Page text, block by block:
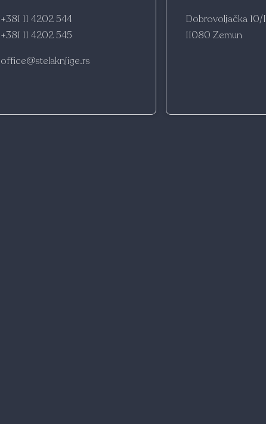
+381 11 4202 544
+381 11 4202 545
office@stelaknjige.rs
Dobrovoljačka 10/I
11080 Zemun